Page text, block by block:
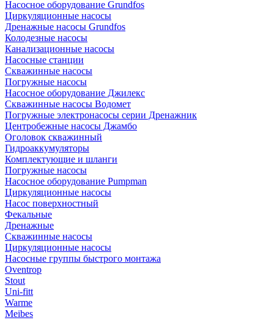
Насосное оборудование Grundfos
Циркуляционные насосы
Дренажные насосы Grundfos
Колодезные насосы
Канализационные насосы
Насосные станции
Скважинные насосы
Погружные насосы
Насосное оборудование Джилекс
Скважинные насосы Водомет
Погружные электронасосы серии Дренажник
Центробежные насосы Джамбо
Оголовок скважинный
Гидроаккумуляторы
Комплектующие и шланги
Погружные насосы
Насосное оборудование Pumpman
Циркуляционные насосы
Насос поверхностный
Фекальные
Дренажные
Скважинные насосы
Циркуляционные насосы
Насосные группы быстрого монтажа
Oventrop
Stout
Uni-fitt
Warme
Meibes